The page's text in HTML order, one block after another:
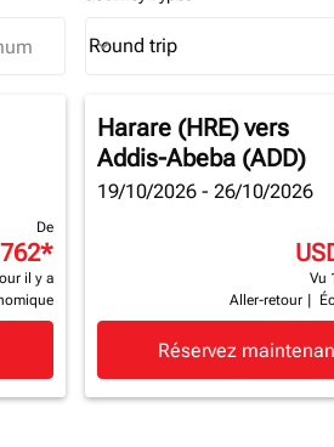
Journey Types option Round
Round trip
keyboard_arrow_down
De
*
il y a
Harare (HRE)vers
Addis-Abeba (ADD)
19/10/2026 - 26/10/2026
Vu
Aller-retour
Réservez